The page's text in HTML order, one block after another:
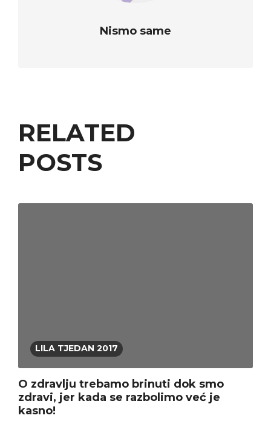
Nismo same
RELATED
POSTS
LILA TJEDAN 2017
O zdravlju trebamo brinuti dok smo
zdravi, jer kada se razbolimo već je
kasno!